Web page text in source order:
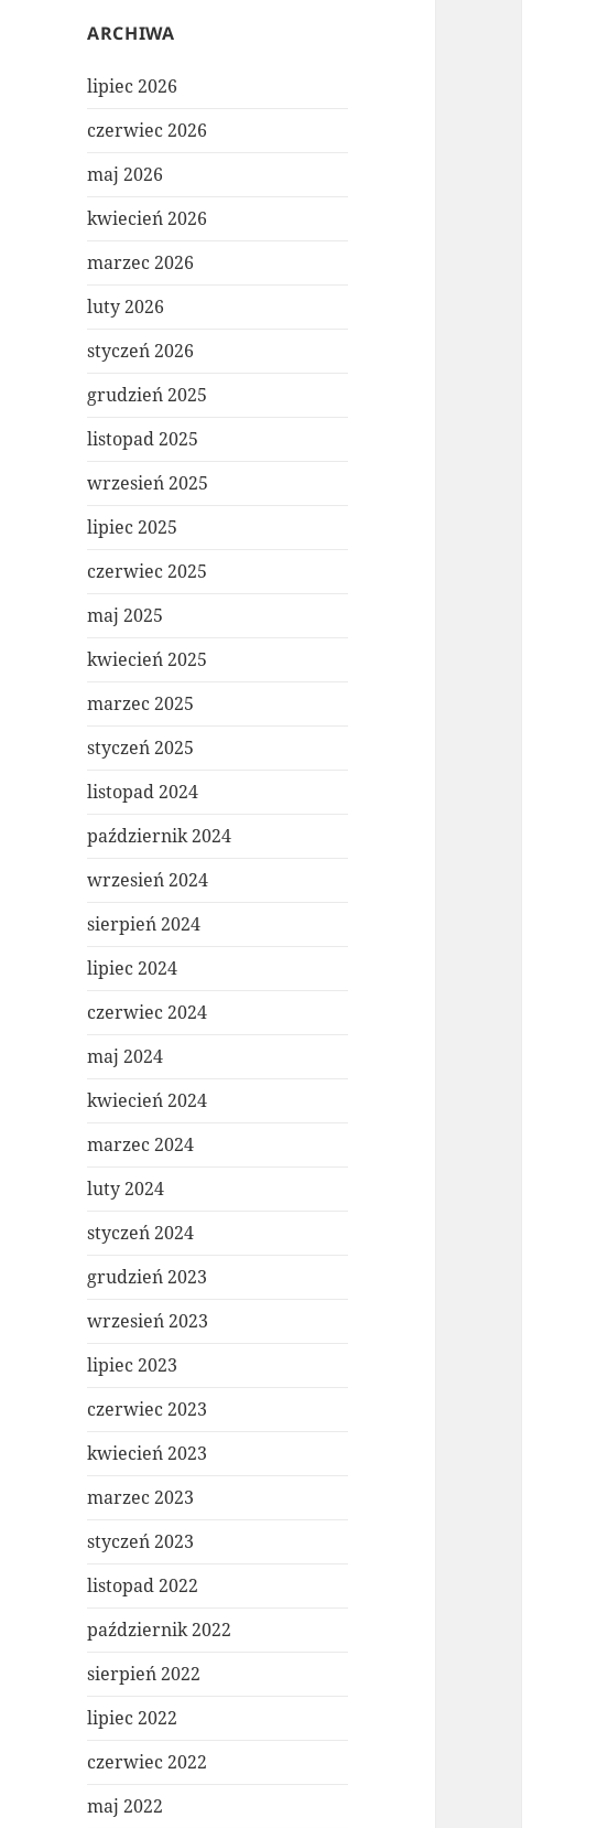
ARCHIWA
lipiec 2026
czerwiec 2026
maj 2026
kwiecień 2026
marzec 2026
luty 2026
styczeń 2026
grudzień 2025
listopad 2025
wrzesień 2025
lipiec 2025
czerwiec 2025
maj 2025
kwiecień 2025
marzec 2025
styczeń 2025
listopad 2024
październik 2024
wrzesień 2024
sierpień 2024
lipiec 2024
czerwiec 2024
maj 2024
kwiecień 2024
marzec 2024
luty 2024
styczeń 2024
grudzień 2023
wrzesień 2023
lipiec 2023
czerwiec 2023
kwiecień 2023
marzec 2023
styczeń 2023
listopad 2022
październik 2022
sierpień 2022
lipiec 2022
czerwiec 2022
maj 2022